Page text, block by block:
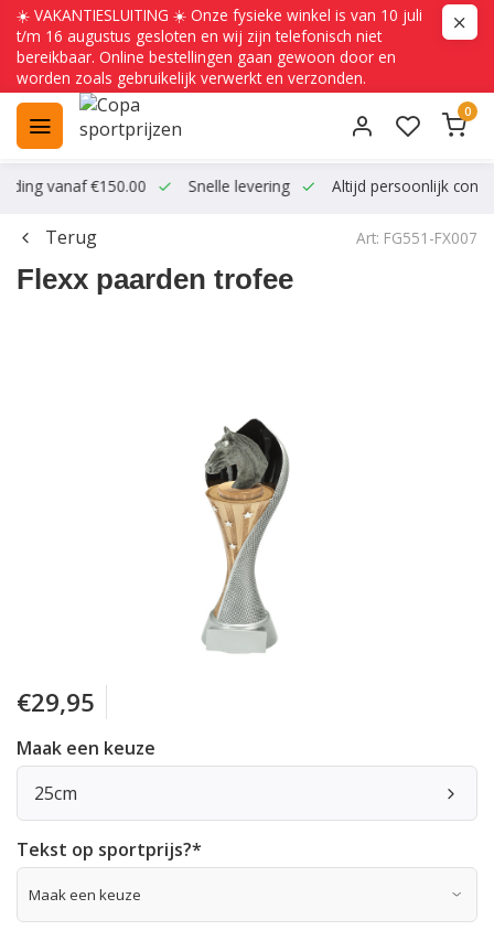
☀️ VAKANTIESLUITING ☀️ Onze fysieke winkel is van 10 juli
t/m 16 augustus gesloten en wij zijn telefonisch niet
bereikbaar. Online bestellingen gaan gewoon door en
worden zoals gebruikelijk verwerkt en verzonden.
0
vanaf €150.00 Snelle levering Altijd persoonlijk
Terug Art: FG551-FX007
Flexx paarden trofee
€29,95
Maak een keuze
25cm
Tekst op sportprijs?*